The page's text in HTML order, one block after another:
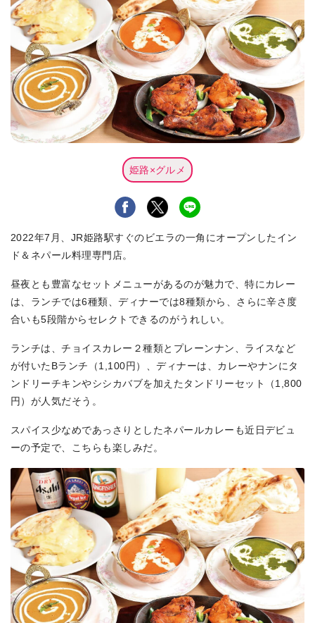
姫路×グルメ
2022年7月、JR姫路駅すぐのビエラの一角にオープンしたイン
ド＆ネパール料理専門店。
昼夜とも豊富なセットメニューがあるのが魅力で、特にカレー
は、ランチでは6種類、ディナーでは8種類から、さらに辛さ度
合いも5段階からセレクトできるのがうれしい。
ランチは、チョイスカレー２種類とプレーンナン、ライスなど
が付いたBランチ（1,100円）、ディナーは、カレーやナンにタ
ンドリーチキンやシシカバブを加えたタンドリーセット（1,800
円）が人気だそう。
スパイス少なめであっさりとしたネパールカレーも近日デビュ
ーの予定で、こちらも楽しみだ。